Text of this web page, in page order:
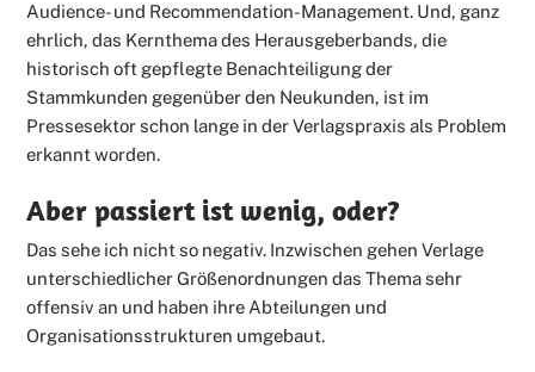
Audience- und Recommendation-Management. Und, ganz
ehrlich, das Kernthema des Herausgeberbands, die
historisch oft gepflegte Benachteiligung der
Stammkunden gegenüber den Neukunden, ist im
Pressesektor schon lange in der Verlagspraxis als Problem
erkannt worden.
Aber passiert ist wenig, oder?
Das sehe ich nicht so negativ. Inzwischen gehen Verlage
unterschiedlicher Größenordnungen das Thema sehr
offensiv an und haben ihre Abteilungen und
Organisationsstrukturen umgebaut.